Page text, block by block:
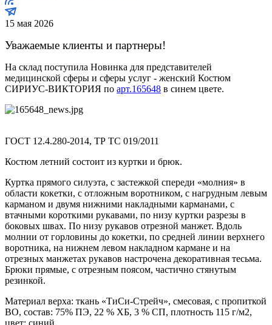
15 мая 2026
Уважаемые клиенты и партнеры!
На склад поступила Новинка для представителей
медицинской сферы и сферы услуг - женский Костюм
СИРИУС-ВИКТОРИЯ по арт.165648 в синем цвете.
ГОСТ 12.4.280-2014, ТР ТС 019/2011
Костюм летний состоит из куртки и брюк.
Куртка прямого силуэта, с застежкой спереди «молния» в
области кокетки, с отложным воротником, с нагрудным левым
карманом и двумя нижними накладными карманами, с
втачными короткими рукавами, по низу куртки разрезы в
боковых швах. По низу рукавов отрезной манжет. Вдоль
молнии от горловины до кокетки, по средней линии верхнего
воротника, на нижнем левом накладном кармане и на
отрезных манжетах рукавов настрочена декоративная тесьма.
Брюки прямые, с отрезным поясом, частично стянутым
резинкой.
Материал верха: ткань «ТиСи-Стрейч», смесовая, с пропиткой
ВО, состав: 75% ПЭ, 22 % ХБ, 3 % СП, плотность 115 г/м2,
цвет: синий.